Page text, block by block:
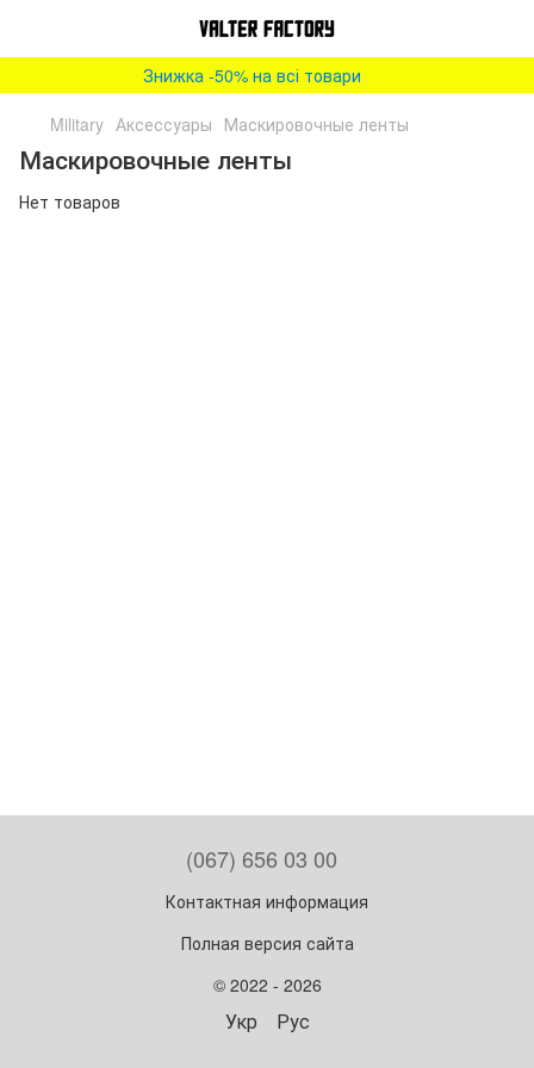
Знижка -50% на всі товари
Military Аксессуары Маскировочные ленты
Маскировочные ленты
Нет товаров
(067) 656 03 00
Контактная информация
Полная версия сайта
© 2022 - 2026
Укр Рус